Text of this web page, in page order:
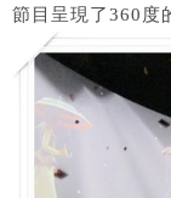
節目呈現了360度